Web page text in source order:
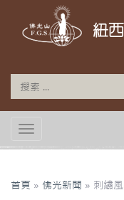
紐
TOGGLE NAVIGATION
首頁 » 佛光新聞 » 刺繡